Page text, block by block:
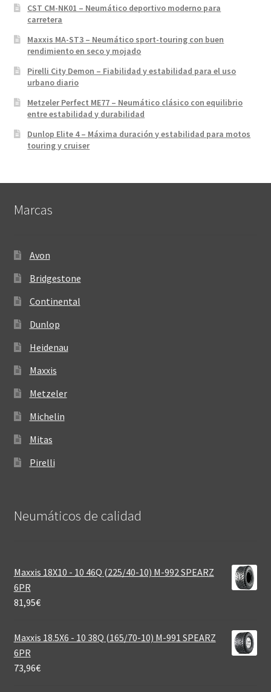
CST CM-NK01 – Neumático deportivo moderno para
carretera
Maxxis MA-ST3 – Neumático sport-touring con buen
rendimiento en seco y mojado
Pirelli City Demon – Fiabilidad y estabilidad para el uso
urbano diario
Metzeler Perfect ME77 – Neumático clásico con equilibrio
entre estabilidad y durabilidad
Dunlop Elite 4 – Máxima duración y estabilidad para motos
touring y cruiser
Marcas
Avon
Bridgestone
Continental
Dunlop
Heidenau
Maxxis
Metzeler
Michelin
Mitas
Pirelli
Neumáticos de calidad‎
Maxxis 18X10 - 10 46Q (225/40-10) M-992 SPEARZ
6PR
81,95€
Maxxis 18.5X6 - 10 38Q (165/70-10) M-991 SPEARZ
6PR
73,96€